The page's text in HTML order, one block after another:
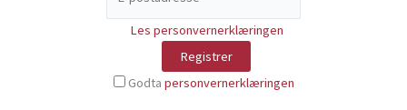
Les personvernerklæringen
Godta personvernerklæringen